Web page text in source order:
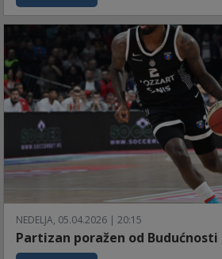
NEDELJA, 05.04.2026 | 20:15
Partizan poražen od Budućnosti